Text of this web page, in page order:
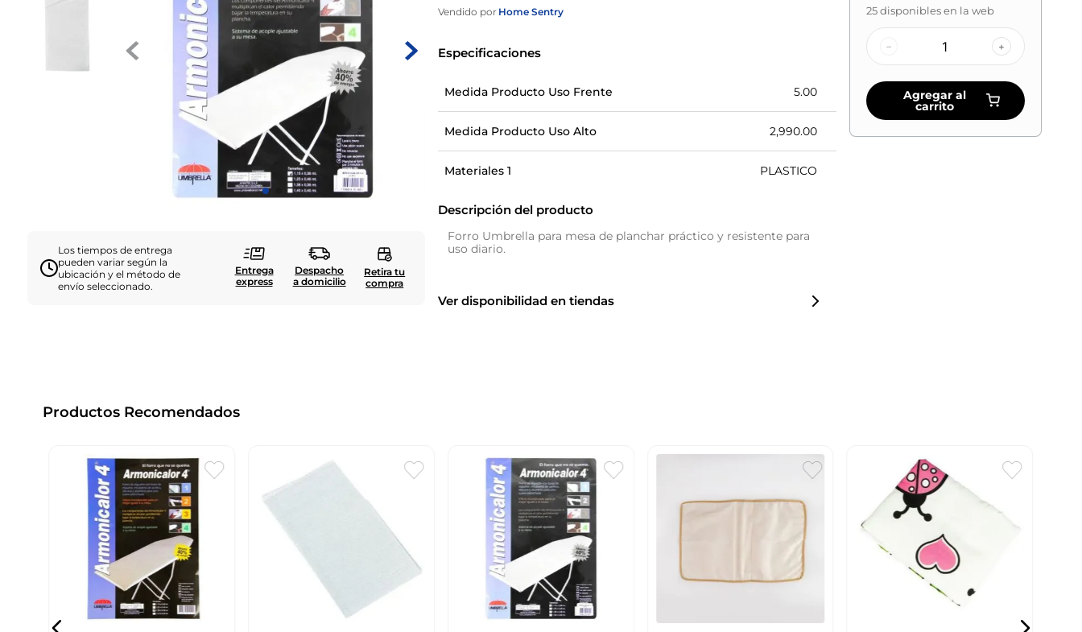
Los tiempos de entrega
pueden variar según la
ubicación y el método de
envío seleccionado.
Entrega
express
Despacho
a domicilio
Retira tu
compra
Vendido por Home Sentry
Especificaciones
Medida Producto Uso Frente 5.00
Medida Producto Uso Alto 2,990.00
Materiales 1 PLASTICO
Descripción del producto
Forro Umbrella para mesa de planchar práctico y resistente para
uso diario.
Ver disponibilidad en tiendas
25disponibles en la web
– +
Agregar al
carrito
Productos Recomendados
vajillas
.
zapatero
cuadros